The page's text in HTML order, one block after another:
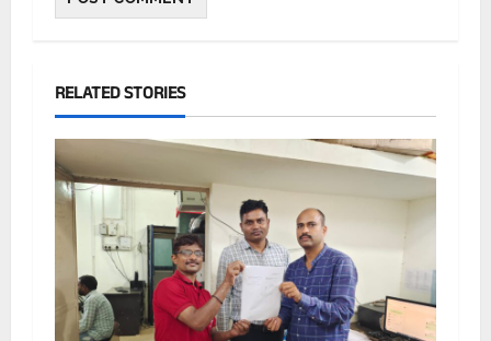
RELATED STORIES